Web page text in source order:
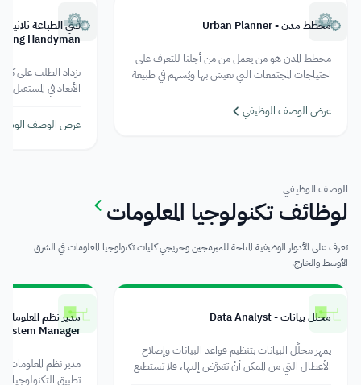
مخطط مدن - Urban Planner
مخطط المدن هو من يعمل من من أجلنا للتعرف على
احتياجات المجتمعات التي نعيش بها ويُسهم في طبيعة
من جودة المرافق التي نستخدمها مثل المدارس
عرض الوصف الوظيفي
Handyman
يزداد الطلب على كل
الأبعاد في
عرض الوصف
الوصف الوظيفي
لوظائف تكنولوجيا المعلومات
تعرف على الأدوار الوظيفية المتاحة للمبرمجين وخريجي كليات تكنولوجيا المعلومات في الشرق
الأوسط والخارج.
محلل بيانات - Data Analyst
يمهر محلِّل البيانات بتنظيم قواعد البيانات وإصلاح
الأعطال التي من الممكن أنْ تتعرَّض إليها، فلا تستطيع
System Manager
تطبيق التكنولوجيا